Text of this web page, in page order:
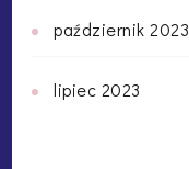
październik 2023
lipiec 2023